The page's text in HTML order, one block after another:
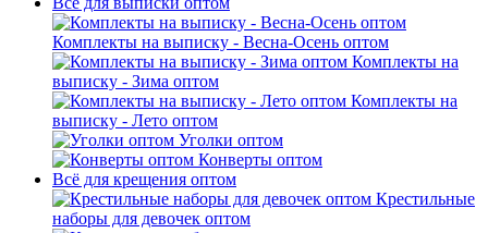
Комплекты на выписку - Весна-Осень оптом
Комплекты на
выписку - Зима оптом
Комплекты на
выписку - Лето оптом
Уголки оптом
Конверты оптом
Всё для крещения оптом
Крестильные
наборы для девочек оптом